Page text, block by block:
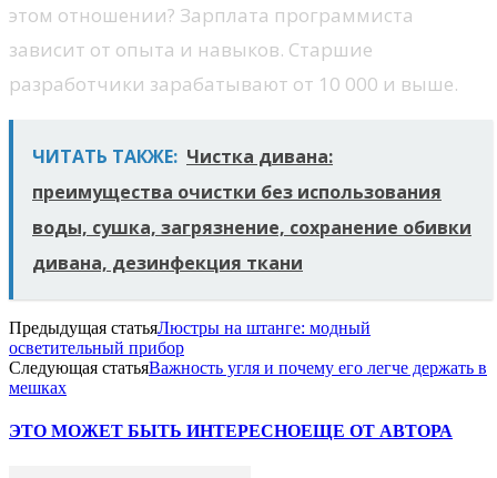
этом отношении? Зарплата программиста
зависит от опыта и навыков. Старшие
разработчики зарабатывают от 10 000 и выше.
ЧИТАТЬ ТАКЖЕ: Чистка дивана:
преимущества очистки без использования
воды, сушка, загрязнение, сохранение обивки
дивана, дезинфекция ткани
Предыдущая статьяЛюстры на штанге: модный
осветительный прибор
Следующая статьяВажность угля и почему его легче держать в
мешках
ЭТО МОЖЕТ БЫТЬ ИНТЕРЕСНОЕЩЕ ОТ АВТОРА